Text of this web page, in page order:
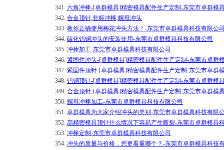
341. 六角冲棒-[卓群模具]精密模具配件生产定制-东莞市卓群模
342. 合金顶针,非标冲棒,螺母冲头
343. 教你正确使用梅花冲头方法！-东莞市卓群模具科技有限公
344. 碳化钨钢冲头的安装使用-东莞市卓群模具科技有限公司
345. 冲棒加工-东莞市卓群模具科技有限公司
346. 紧固件冲头-[卓群模具]精密模具配件生产定制-东莞市卓群
347. 紧固件顶针-[卓群模具]精密模具配件生产定制-东莞市卓群
348. 钨钢顶针-[卓群模具]精密模具配件生产定制-东莞市卓群模
349. 合金顶针-[卓群模具]精密模具配件生产定制-东莞市卓群模
350. 螺母冲棒加工-东莞市卓群模具科技有限公司
351. 卓群模具为大家介绍冲头的类别-东莞市卓群模具科技有限
352. 高精密模具顶针什么情况下容易产生断裂-东莞市卓群模具
353. 冲棒定制-东莞市卓群模具科技有限公司
354. 冲头的质量与价格，您更看重哪个？-东莞市卓群模具科技